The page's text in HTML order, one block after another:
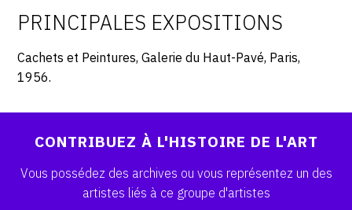
CRÉER SON SITE ARTISTE
CRÉER SON CATALOGUE D'EXPO
DEVENIR CONTRIBUTEUR
À PROPOS
PRINCIPALES EXPOSITIONS
Cachets et Peintures, Galerie du Haut-Pavé, Paris,
1956.
CONTRIBUEZ À L'HISTOIRE DE L'ART
Vous possédez des archives ou vous représentez un des
artistes liés à ce groupe d'artistes